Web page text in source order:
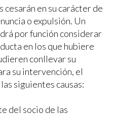
cesarán en su carácter de
o expulsión. Un
por función considerar
en los que hubiere
conllevar su
su intervención, el
siguientes causas:
del socio de las